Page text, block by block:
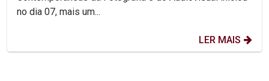
no dia 07, mais um...
LER MAIS